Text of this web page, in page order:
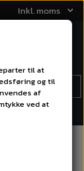
til at
og til
af
ved at